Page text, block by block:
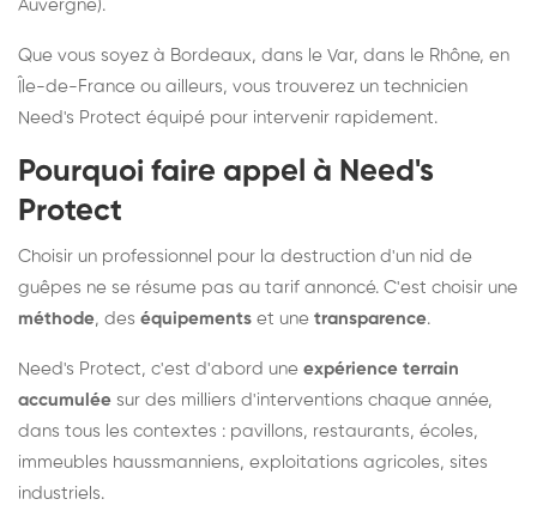
Auvergne).
Que vous soyez à Bordeaux, dans le Var, dans le Rhône, en
Île-de-France ou ailleurs, vous trouverez un technicien
Need's Protect équipé pour intervenir rapidement.
Pourquoi faire appel à Need's
Protect
Choisir un professionnel pour la destruction d'un nid de
guêpes ne se résume pas au tarif annoncé. C'est choisir une
méthode, des équipements et une transparence.
Need's Protect, c'est d'abord une expérience terrain
accumulée sur des milliers d'interventions chaque année,
dans tous les contextes : pavillons, restaurants, écoles,
immeubles haussmanniens, exploitations agricoles, sites
industriels.